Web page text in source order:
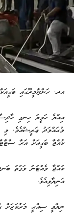
އދ. ހަންޏާމީދޫގައި ބަގީއަކާއެކު މޫދަށް
އިއްޔެ ހަވީރު ހިނގި
މުޙައްމަދު ޢަރީޝްއެވެ. މި
ކުއްޖާ ބަގީއަށް އަރާ
ކުއްޖާ ވެއްޓުނު ވަގުތު
އަނިޔާވިއެވެ.
ނިޔާވީ ސިއްޙީ މަރުކަޒަށް